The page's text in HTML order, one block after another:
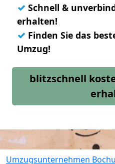
✓ Schnell &
erhalten!
✓ Finden Sie das
Umzug!
blitzschnell
Umzugsunternehmen